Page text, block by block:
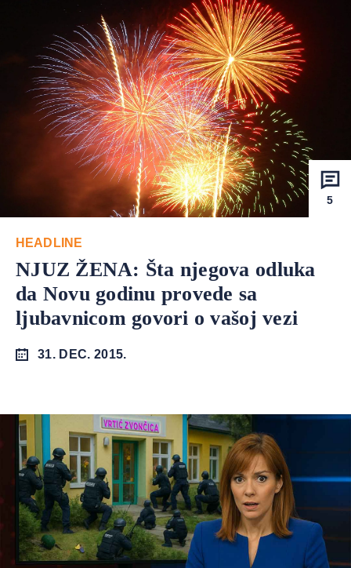
5
HEADLINE
NJUZ ŽENA: Šta njegova odluka
da Novu godinu provede sa
ljubavnicom govori o vašoj vezi
31. DEC. 2015.